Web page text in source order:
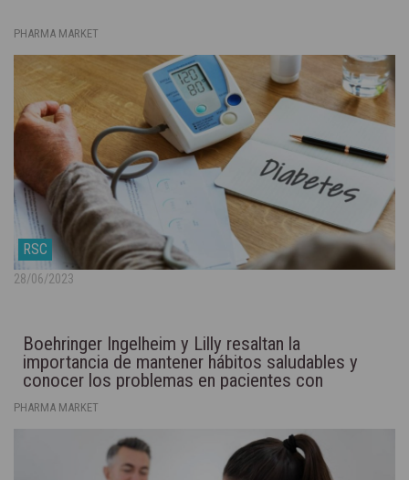
PHARMA MARKET
RSC
28/06/2023
Boehringer Ingelheim y Lilly resaltan la
importancia de mantener hábitos saludables y
conocer los problemas en pacientes con
diabetes tipo 2
PHARMA MARKET